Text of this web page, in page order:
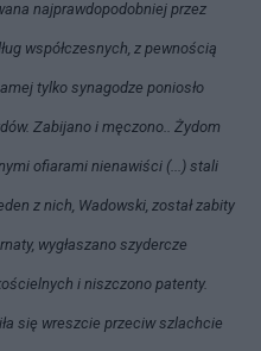
najprawdopodobniej przez
współczesnych, z pewnością
tylko synagodze poniosło
Zabijano i męczono.. Żydom
ofiarami nienawiści (...) stali
z nich, Wadowski, został zabity
wygłaszano szydercze
i niszczono patenty.
się wreszcie przeciw szlachcie